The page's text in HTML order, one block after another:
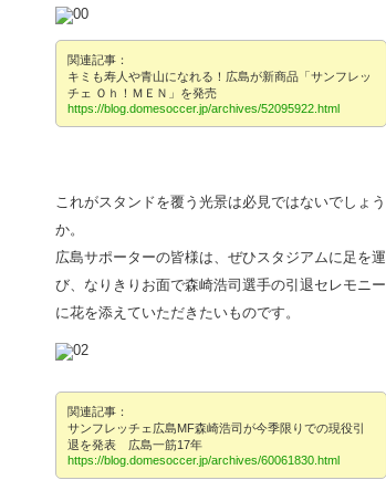
関連記事：
キミも寿人や青山になれる！広島が新商品「サンフレッ
チェ Ｏｈ！ＭＥＮ」を発売
https://blog.domesoccer.jp/archives/52095922.html
これがスタンドを覆う光景は必見ではないでしょう
か。
広島サポーターの皆様は、ぜひスタジアムに足を運
び、なりきりお面で森崎浩司選手の引退セレモニー
に花を添えていただきたいものです。
関連記事：
サンフレッチェ広島MF森崎浩司が今季限りでの現役引
退を発表 広島一筋17年
https://blog.domesoccer.jp/archives/60061830.html